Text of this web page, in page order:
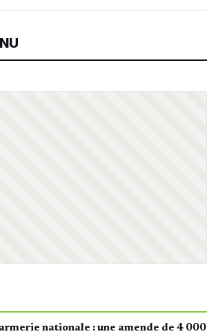
nationale : une amende de 4 000